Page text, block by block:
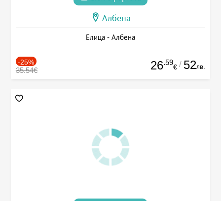
Албена
Елица - Албена
-25%
35.54€ 26.59
€ / 52лв.